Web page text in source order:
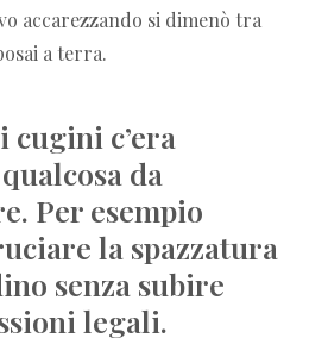
accarezzando si dimenò tra
a terra.
cugini c’era
da
Per esempio
la spazzatura
senza subire
legali.